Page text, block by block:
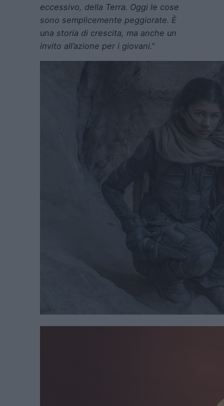
eccessivo, della Terra. Oggi le cose
sono semplicemente peggiorate. È
una storia di crescita, ma anche un
invito all’azione per i giovani.”